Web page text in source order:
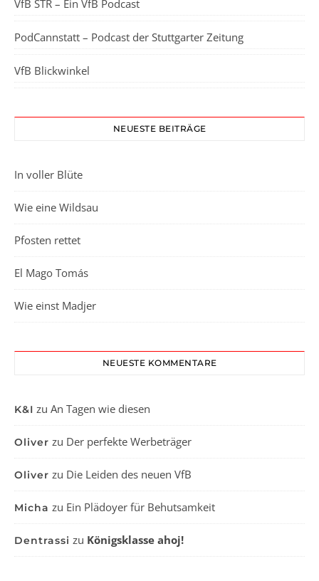
VfB STR – Ein VfB Podcast
PodCannstatt – Podcast der Stuttgarter Zeitung
VfB Blickwinkel
NEUESTE BEITRÄGE
In voller Blüte
Wie eine Wildsau
Pfosten rettet
El Mago Tomás
Wie einst Madjer
NEUESTE KOMMENTARE
K&I zu An Tagen wie diesen
Oliver zu Der perfekte Werbeträger
Oliver zu Die Leiden des neuen VfB
Micha zu Ein Plädoyer für Behutsamkeit
Dentrassi zu Königsklasse ahoj!